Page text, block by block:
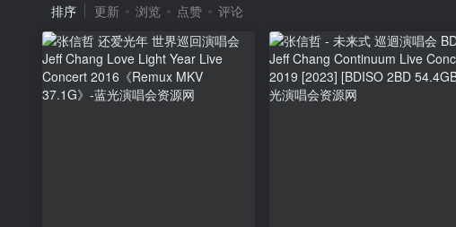
排序 更新 浏览 点赞 评论